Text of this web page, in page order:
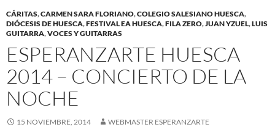
CÁRITAS,CARMEN SARA FLORIANO,COLEGIO SALESIANO HUESCA,
DIÓCESIS DE HUESCA,FESTIVAL EA HUESCA,FILA ZERO,JUAN YZUEL,LUIS
GUITARRA,VOCES Y GUITARRAS
ESPERANZARTE HUESCA
2014 – CONCIERTO DE LA
NOCHE
15 NOVIEMBRE, 2014 WEBMASTER ESPERANZARTE